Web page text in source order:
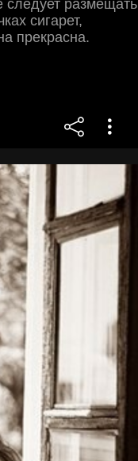
следует размещать
сигарет,
прекрасна.